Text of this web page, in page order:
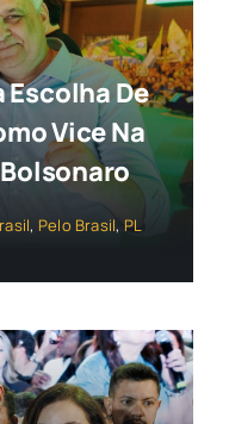
De
Vice Na
, Pelo Brasil, PL